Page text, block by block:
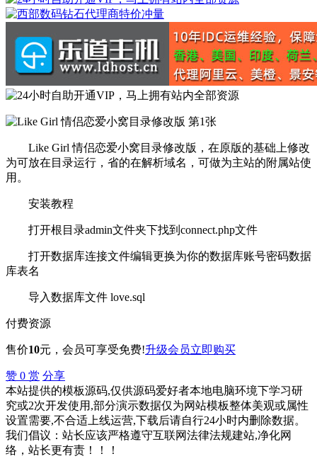
Like Girl 情侣恋爱小窝目录修改版，在原版的基础上修改
为可放在目录运行，省的在解析域名，可做为主站的附属站使
用。
安装教程
打开根目录admin文件夹下找到connect.php文件
打开数据库连接文件编辑更换为你的数据库账号密码数据
库表名
导入数据库文件 love.sql
付费资源
售价10元 ，会员可享受免费!升级会员立即购买
赞 0 赏 分享
本站提供的模板源码,仅供源码爱好者本地电脑环境下学习研
究或2次开发使用,部分演示数据仅为网站模板整体美观或属性
设置需要,不合适上线运营,下载后请自行24小时内删除数据。
我们倡议：站长应该严格遵守互联网法律法规建站,净化网
络，站长更有责！！！